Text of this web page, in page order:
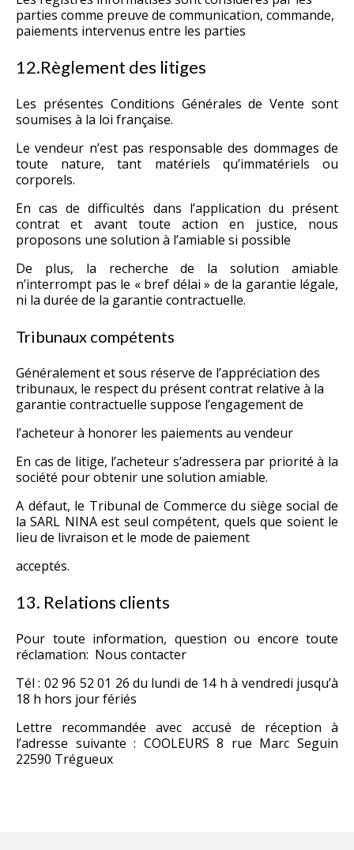
parties comme preuve de communication, commande,
paiements intervenus entre les parties
12.Règlement des litiges
Les présentes Conditions Générales de Vente sont
soumises à la loi française.
Le vendeur n’est pas responsable des dommages de
toute nature, tant matériels qu’immatériels ou
corporels.
En cas de difficultés dans l’application du présent
contrat et avant toute action en justice, nous
proposons une solution à l’amiable si possible
De plus, la recherche de la solution amiable
n’interrompt pas le « bref délai » de la garantie légale,
ni la durée de la garantie contractuelle.
Tribunaux compétents
Généralement et sous réserve de l’appréciation des
tribunaux, le respect du présent contrat relative à la
garantie contractuelle suppose l’engagement de
l’acheteur à honorer les paiements au vendeur
En cas de litige, l’acheteur s’adressera par priorité à la
société pour obtenir une solution amiable.
A défaut, le Tribunal de Commerce du siège social de
la SARL NINA est seul compétent, quels que soient le
lieu de livraison et le mode de paiement
acceptés.
13. Relations clients
Pour toute information, question ou encore toute
réclamation: Nous contacter
Tél : 02 96 52 01 26 du lundi de 14 h à vendredi jusqu’à
18 h hors jour fériés
Lettre recommandée avec accusé de réception à
l’adresse suivante : COOLEURS 8 rue Marc Seguin
22590 Trégueux